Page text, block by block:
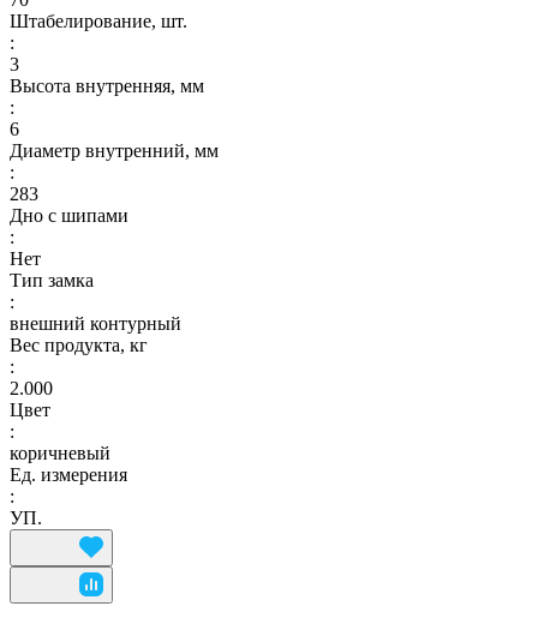
Штабелирование, шт.
:
3
Высота внутренняя, мм
:
6
Диаметр внутренний, мм
:
283
Дно с шипами
:
Нет
Тип замка
:
внешний контурный
Вес продукта, кг
:
2.000
Цвет
:
коричневый
Ед. измерения
:
УП.